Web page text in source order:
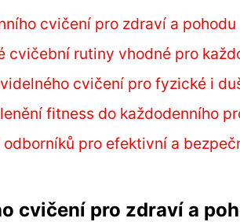
cvičení pro zdraví a pohodu
cvičební rutiny vhodné pro
cvičení pro fyzické i
fitness do každodenního
odborníků pro efektivní a
cvičení pro zdraví a